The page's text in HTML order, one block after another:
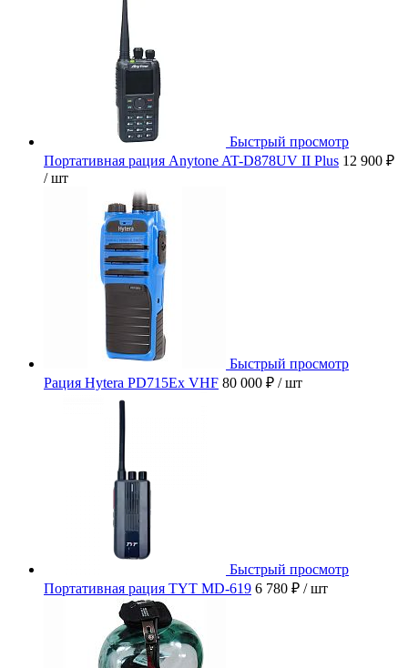
Быстрый просмотр
Портативная рация Anytone AT-D878UV II Plus 12 900 ₽
/ шт
Быстрый просмотр
Рация Hytera PD715Ex VHF 80 000 ₽ / шт
Быстрый просмотр
Портативная рация TYT MD-619 6 780 ₽ / шт